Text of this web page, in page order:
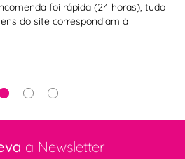
foi rápida (24 horas), tudo
do site correspondiam à
a Newsletter